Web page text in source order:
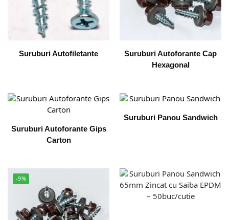
Suruburi Autofiletante
Suruburi Autoforante Cap
Hexagonal
Suruburi Autoforante Gips
Carton
Suruburi Panou Sandwich
-9%